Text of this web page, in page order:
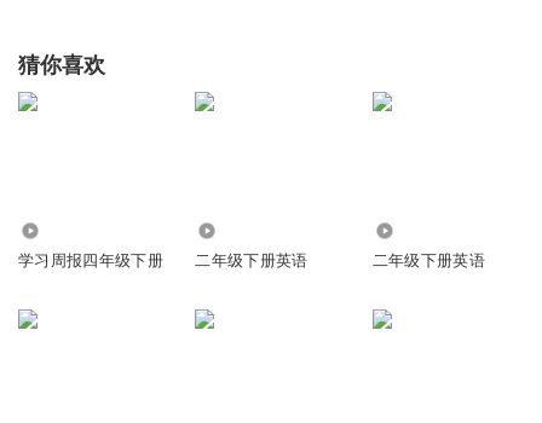
猜你喜欢
学习周报四年级下册 二年级下册英语 二年级下册英语